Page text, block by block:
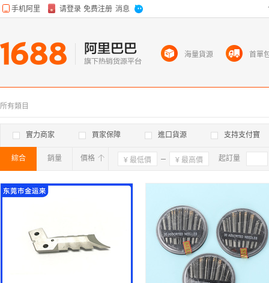
所有類目
實力商家 買家保障 進口貨源 支持支付寶
綜合 銷量 價格 確定 起訂量
海量貨源 首單